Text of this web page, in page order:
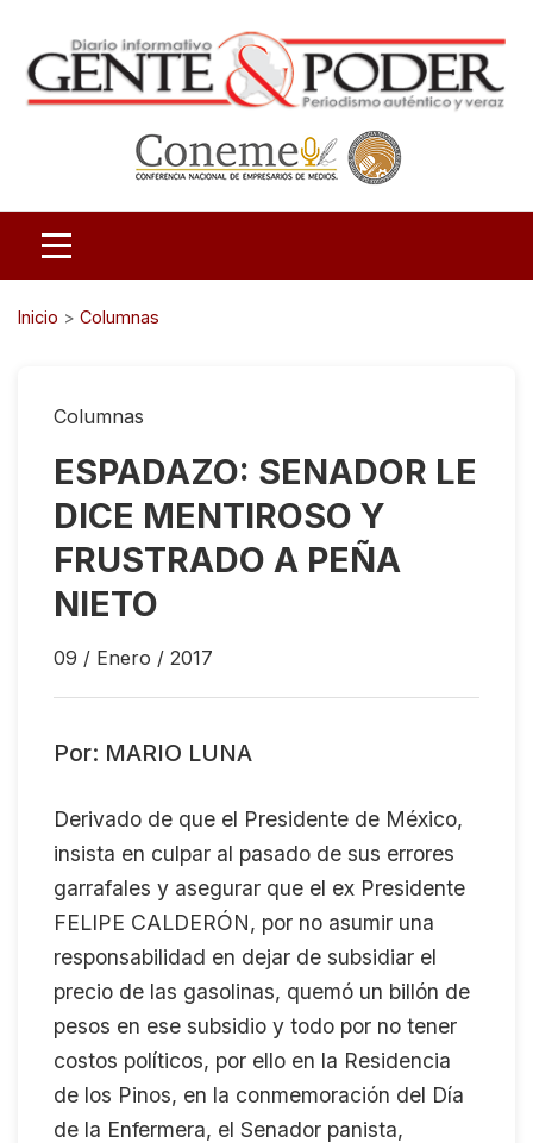
Inicio > Columnas
Columnas
ESPADAZO: SENADOR LE
DICE MENTIROSO Y
FRUSTRADO A PEÑA
NIETO
09 / Enero / 2017
Por: MARIO LUNA
Derivado de que el Presidente de México,
insista en culpar al pasado de sus errores
garrafales y asegurar que el ex Presidente
FELIPE CALDERÓN, por no asumir una
responsabilidad en dejar de subsidiar el
precio de las gasolinas, quemó un billón de
pesos en ese subsidio y todo por no tener
costos políticos, por ello en la Residencia
de los Pinos, en la conmemoración del Día
de la Enfermera, el Senador panista,